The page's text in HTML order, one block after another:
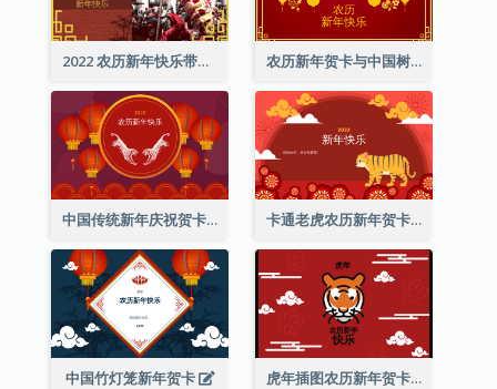
2022 农历新年快乐带照片贺卡 农历新年贺卡与中国树插图
中国传统新年庆祝贺卡 卡通老虎农历新年贺卡
中国竹灯笼新年贺卡 虎年插图农历新年贺卡